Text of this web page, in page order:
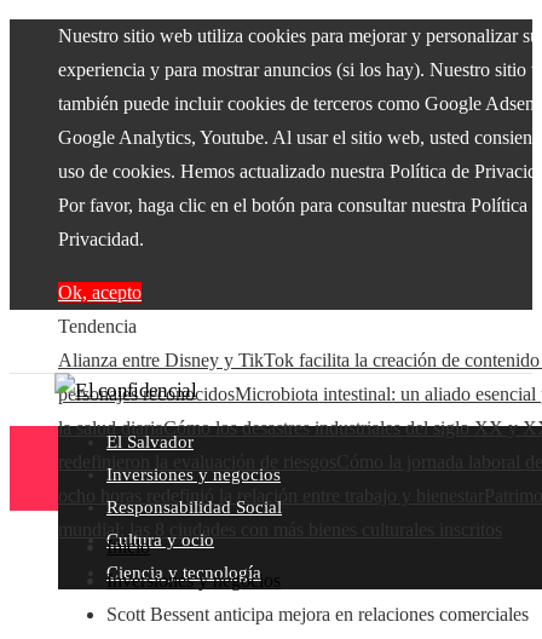
Nuestro sitio web utiliza cookies para mejorar y personalizar su
experiencia y para mostrar anuncios (si los hay). Nuestro sitio
también puede incluir cookies de terceros como Google
Google Analytics, Youtube. Al usar el sitio web, usted
uso de cookies. Hemos actualizado nuestra Política de
Por favor, haga clic en el botón para consultar nuestra Política
Privacidad.
Ok, acepto
Tendencia
Alianza entre Disney y TikTok facilita la creación de
personajes reconocidosMicrobiota intestinal: un aliado esencial
la salud diariaCómo los desastres industriales del siglo XX y
mundial: las 8 ciudades con más bienes culturales inscritos
El Salvador
Inversiones y negocios
Responsabilidad Social
Cultura y ocio
Ciencia y tecnología
Inicio
Inversiones y negocios
Scott Bessent anticipa mejora en relaciones comerciales